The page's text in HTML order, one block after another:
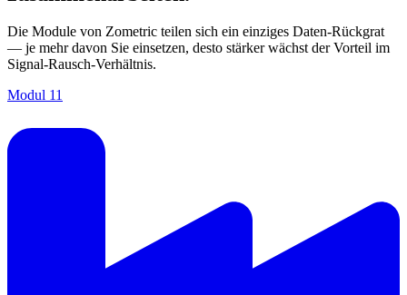
Die Module von Zometric teilen sich ein einziges Daten-Rückgrat
— je mehr davon Sie einsetzen, desto stärker wächst der Vorteil im
Signal-Rausch-Verhältnis.
Modul 11